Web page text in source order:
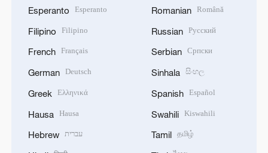
Esperanto Esperanto
Filipino Filipino
French Français
German Deutsch
Greek Ελληνικά
Hausa Hausa
Hebrew עברית
Romanian Română
Russian Русский
Serbian Српски
Sinhala සිංහල
Spanish Español
Swahili Kiswahili
Tamil தமிழ்